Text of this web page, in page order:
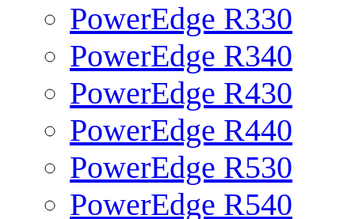
PowerEdge R330
PowerEdge R340
PowerEdge R430
PowerEdge R440
PowerEdge R530
PowerEdge R540